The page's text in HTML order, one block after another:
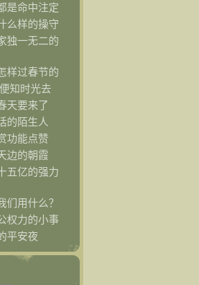
是命中注定
么样的操守
独一无二的
样过春节的
知时光去
天要来了
的陌生人
功能点赞
边的朝霞
五亿的强力
们用什么？
权力的小事
平安夜